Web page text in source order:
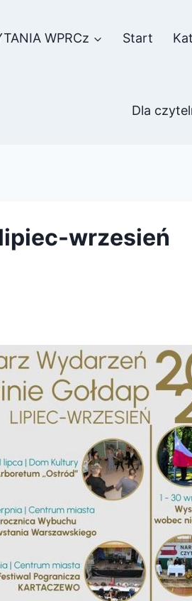
WPRCz Start
Dla
wrzesień